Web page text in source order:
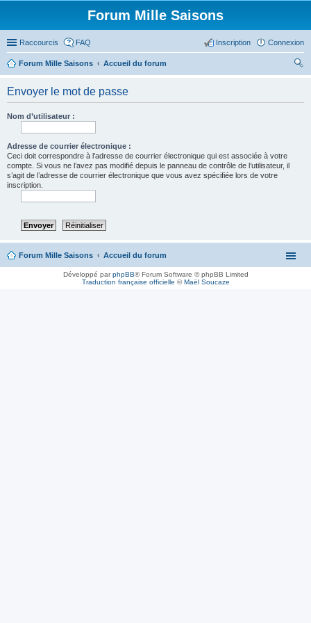
Forum Mille Saisons
Raccourcis FAQ Connexion
Inscription
Forum Mille Saisons
Accueil du forum
Envoyer le mot de passe
Nom d’utilisateur :
Adresse de courrier électronique :
Ceci doit correspondre à l’adresse de courrier électronique qui est associée à votre
compte. Si vous ne l’avez pas modifié depuis le panneau de contrôle de l’utilisateur, il
s’agit de l’adresse de courrier électronique que vous avez spécifiée lors de votre
inscription.
Forum Mille Saisons Accueil du forum
Développé parphpBB® Forum Software © phpBB Limited
Traduction française officielle ©Maël Soucaze